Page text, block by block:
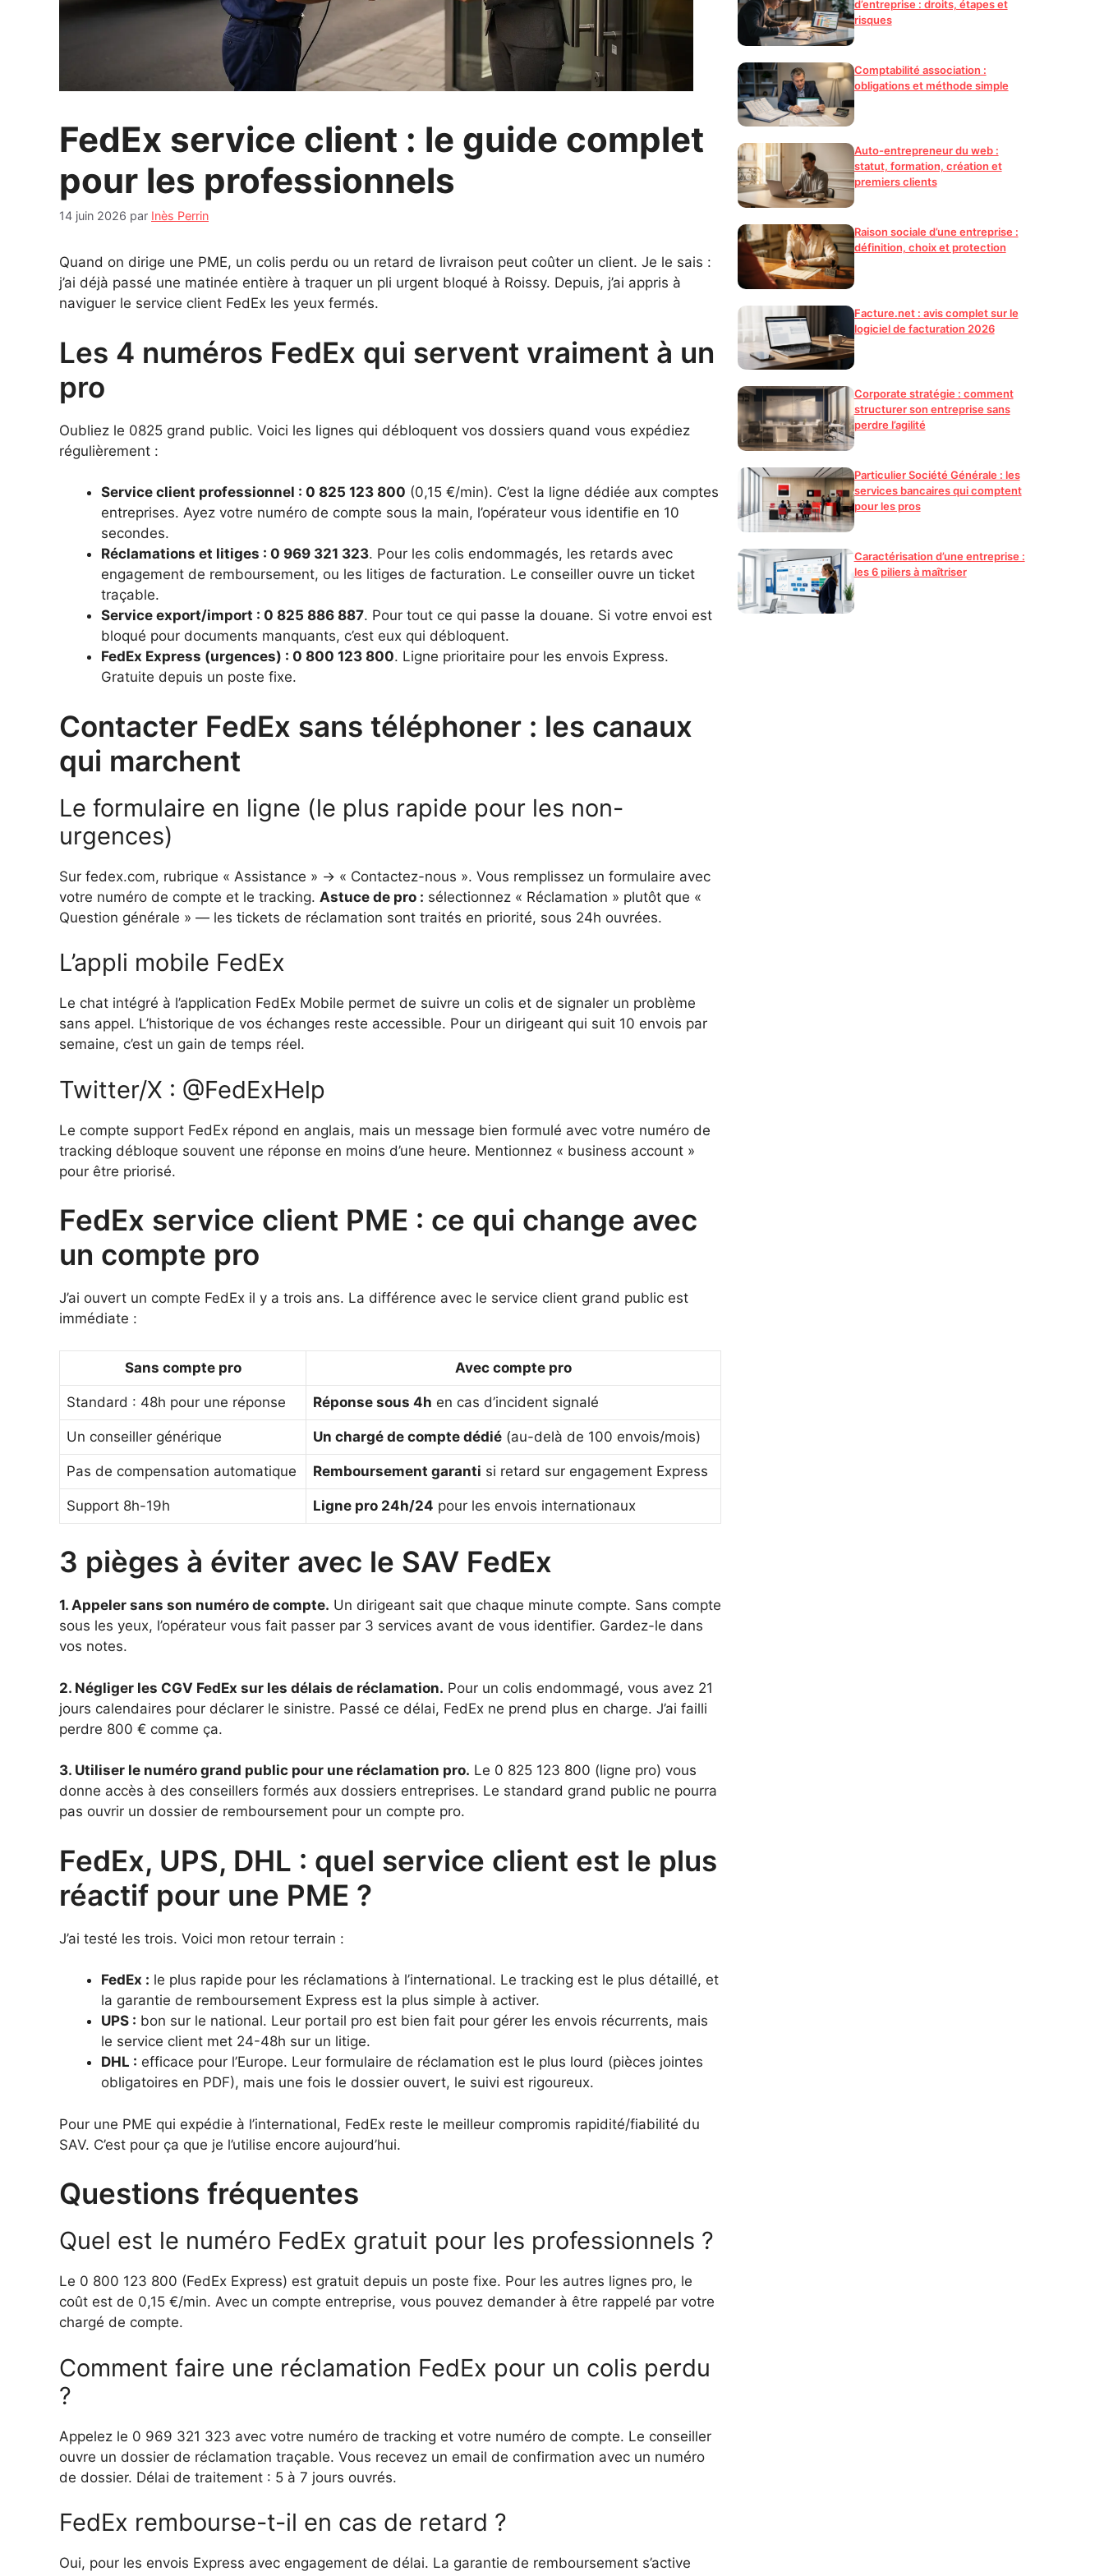
FedEx service client : le guide complet
pour les professionnels
14 juin 2026 par Inès Perrin
Quand on dirige une PME, un colis perdu ou un retard de livraison peut coûter un client. Je le sais :
j’ai déjà passé une matinée entière à traquer un pli urgent bloqué à Roissy. Depuis, j’ai appris à
naviguer le service client FedEx les yeux fermés.
Les 4 numéros FedEx qui servent vraiment à un
pro
Oubliez le 0825 grand public. Voici les lignes qui débloquent vos dossiers quand vous expédiez
régulièrement :
Service client professionnel : 0 825 123 800 (0,15 €/min). C’est la ligne dédiée aux comptes
entreprises. Ayez votre numéro de compte sous la main, l’opérateur vous identifie en 10
secondes.
Réclamations et litiges : 0 969 321 323. Pour les colis endommagés, les retards avec
engagement de remboursement, ou les litiges de facturation. Le conseiller ouvre un ticket
traçable.
Service export/import : 0 825 886 887. Pour tout ce qui passe la douane. Si votre envoi est
bloqué pour documents manquants, c’est eux qui débloquent.
FedEx Express (urgences) : 0 800 123 800. Ligne prioritaire pour les envois Express.
Gratuite depuis un poste fixe.
Contacter FedEx sans téléphoner : les canaux
qui marchent
Le formulaire en ligne (le plus rapide pour les non-
urgences)
Sur fedex.com, rubrique « Assistance » → « Contactez-nous ». Vous remplissez un formulaire avec
votre numéro de compte et le tracking. Astuce de pro : sélectionnez « Réclamation » plutôt que «
Question générale » — les tickets de réclamation sont traités en priorité, sous 24h ouvrées.
L’appli mobile FedEx
Le chat intégré à l’application FedEx Mobile permet de suivre un colis et de signaler un problème
sans appel. L’historique de vos échanges reste accessible. Pour un dirigeant qui suit 10 envois par
semaine, c’est un gain de temps réel.
Twitter/X : @FedExHelp
Le compte support FedEx répond en anglais, mais un message bien formulé avec votre numéro de
tracking débloque souvent une réponse en moins d’une heure. Mentionnez « business account »
pour être priorisé.
FedEx service client PME : ce qui change avec
un compte pro
J’ai ouvert un compte FedEx il y a trois ans. La différence avec le service client grand public est
immédiate :
Sans compte pro Avec compte pro
Standard : 48h pour une réponse Réponse sous 4h en cas d’incident signalé
Un conseiller générique Un chargé de compte dédié (au-delà de 100 envois/mois)
Pas de compensation automatique Remboursement garanti si retard sur engagement Express
Support 8h-19h Ligne pro 24h/24 pour les envois internationaux
3 pièges à éviter avec le SAV FedEx
1. Appeler sans son numéro de compte. Un dirigeant sait que chaque minute compte. Sans compte
sous les yeux, l’opérateur vous fait passer par 3 services avant de vous identifier. Gardez-le dans
vos notes.
2. Négliger les CGV FedEx sur les délais de réclamation. Pour un colis endommagé, vous avez 21
jours calendaires pour déclarer le sinistre. Passé ce délai, FedEx ne prend plus en charge. J’ai failli
perdre 800 € comme ça.
3. Utiliser le numéro grand public pour une réclamation pro. Le 0 825 123 800 (ligne pro) vous
donne accès à des conseillers formés aux dossiers entreprises. Le standard grand public ne pourra
pas ouvrir un dossier de remboursement pour un compte pro.
FedEx, UPS, DHL : quel service client est le plus
réactif pour une PME ?
J’ai testé les trois. Voici mon retour terrain :
FedEx : le plus rapide pour les réclamations à l’international. Le tracking est le plus détaillé, et
la garantie de remboursement Express est la plus simple à activer.
UPS : bon sur le national. Leur portail pro est bien fait pour gérer les envois récurrents, mais
le service client met 24-48h sur un litige.
DHL : efficace pour l’Europe. Leur formulaire de réclamation est le plus lourd (pièces jointes
obligatoires en PDF), mais une fois le dossier ouvert, le suivi est rigoureux.
Pour une PME qui expédie à l’international, FedEx reste le meilleur compromis rapidité/fiabilité du
SAV. C’est pour ça que je l’utilise encore aujourd’hui.
Questions fréquentes
Quel est le numéro FedEx gratuit pour les professionnels ?
Le 0 800 123 800 (FedEx Express) est gratuit depuis un poste fixe. Pour les autres lignes pro, le
coût est de 0,15 €/min. Avec un compte entreprise, vous pouvez demander à être rappelé par votre
chargé de compte.
Comment faire une réclamation FedEx pour un colis perdu
?
Appelez le 0 969 321 323 avec votre numéro de tracking et votre numéro de compte. Le conseiller
ouvre un dossier de réclamation traçable. Vous recevez un email de confirmation avec un numéro
de dossier. Délai de traitement : 5 à 7 jours ouvrés.
FedEx rembourse-t-il en cas de retard ?
Oui, pour les envois Express avec engagement de délai. La garantie de remboursement s’active
d’entreprise : droits, étapes et
risques
Comptabilité association :
obligations et méthode simple
Auto-entrepreneur du web :
statut, formation, création et
premiers clients
Raison sociale d’une entreprise :
définition, choix et protection
Facture.net : avis complet sur le
logiciel de facturation 2026
Corporate stratégie : comment
structurer son entreprise sans
perdre l’agilité
Particulier Société Générale : les
services bancaires qui comptent
pour les pros
Caractérisation d’une entreprise :
les 6 piliers à maîtriser